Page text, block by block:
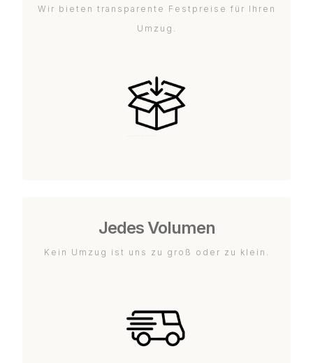
Wir bieten transparente Festpreise für Ihren
Umzug.
Jedes Volumen
Kein Umzug ist uns zu groß oder zu klein.